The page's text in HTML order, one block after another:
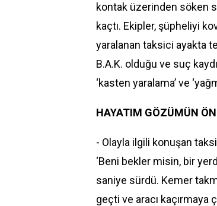
kontak üzerinden söken
kaçtı. Ekipler, şüpheliyi
yaralanan taksici ayakta
B.A.K. olduğu ve suç
‘kasten yaralama’ ve
HAYATIM GÖZÜMÜN
- Olayla ilgili konuşan
‘Beni bekler misin, bir
saniye sürdü. Kemer
geçti ve aracı kaçırmaya